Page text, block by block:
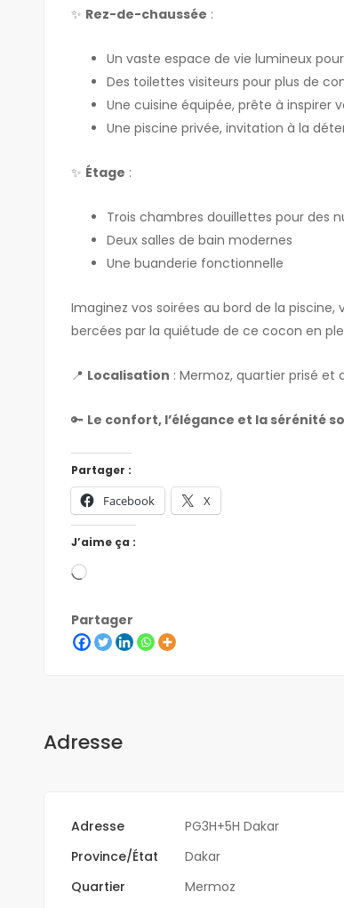
✨ Rez-de-chaussée :
Un vaste espace de vie lumineux
Des toilettes visiteurs pour plus de
Une cuisine équipée, prête à inspirer
Une piscine privée, invitation à la
✨ Étage :
Trois chambres douillettes pour des
Deux salles de bain modernes
Une buanderie fonctionnelle
Imaginez vos soirées au bord de la
bercées par la quiétude de ce cocon en
📍 Localisation : Mermoz, quartier prisé
🔑 Le confort, l’élégance et la sérénité
Partager :
Facebook X
J’aime ça :
Partager
Adresse
Adresse
PG3H+5H Dakar
Province/État
Dakar
Quartier
Mermoz